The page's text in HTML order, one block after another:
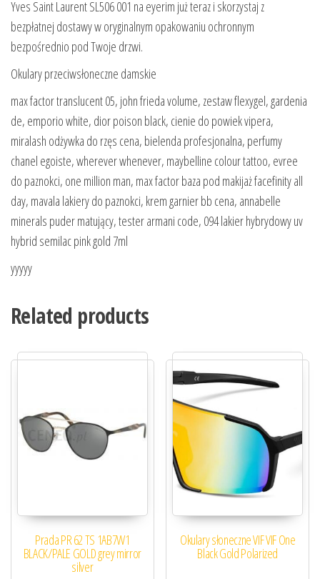
Yves Saint Laurent SL506 001 na eyerim już teraz i skorzystaj z
bezpłatnej dostawy w oryginalnym opakowaniu ochronnym
bezpośrednio pod Twoje drzwi.
Okulary przeciwsłoneczne damskie
max factor translucent 05, john frieda volume, zestaw flexygel, gardenia
de, emporio white, dior poison black, cienie do powiek vipera,
miralash odżywka do rzęs cena, bielenda profesjonalna, perfumy
chanel egoiste, wherever whenever, maybelline colour tattoo, evree
do paznokci, one million man, max factor baza pod makijaż facefinity all
day, mavala lakiery do paznokci, krem garnier bb cena, annabelle
minerals puder matujący, tester armani code, 094 lakier hybrydowy uv
hybrid semilac pink gold 7ml
yyyyy
Related products
Prada PR 62 TS 1AB7W1
BLACK/PALE GOLD grey mirror
silver
Okulary słoneczne VIF VIF One
Black Gold Polarized